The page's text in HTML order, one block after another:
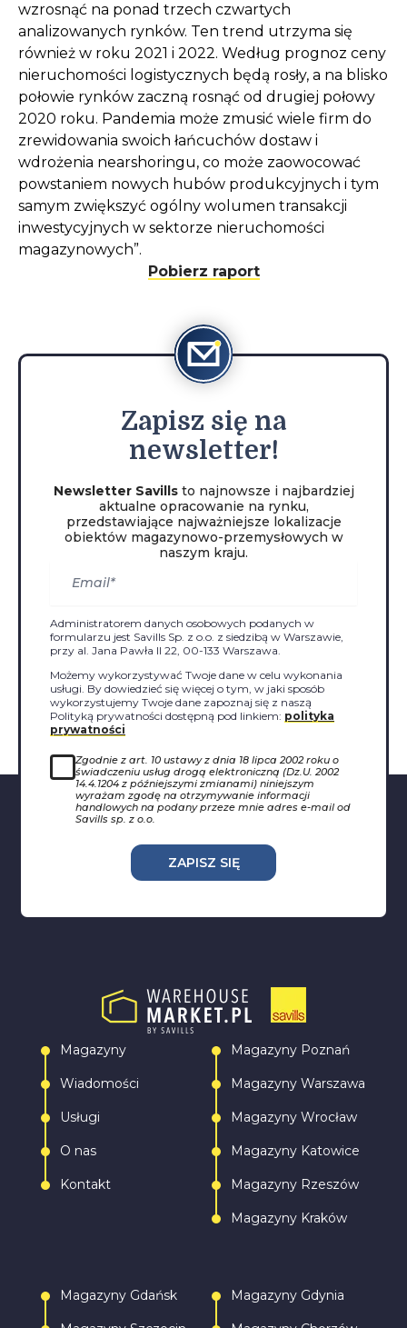
wzrosnąć na ponad trzech czwartych
analizowanych rynków. Ten trend utrzyma się
również w roku 2021 i 2022. Według prognoz ceny
nieruchomości logistycznych będą rosły, a na blisko
połowie rynków zaczną rosnąć od drugiej połowy
2020 roku. Pandemia może zmusić wiele firm do
zrewidowania swoich łańcuchów dostaw i
wdrożenia nearshoringu, co może zaowocować
powstaniem nowych hubów produkcyjnych i tym
samym zwiększyć ogólny wolumen transakcji
inwestycyjnych w sektorze nieruchomości
magazynowych”.
Pobierz raport
Zapisz się na
newsletter!
Newsletter Savillsto najnowsze i najbardziej
aktualne opracowanie na rynku,
przedstawiające najważniejsze lokalizacje
obiektów magazynowo-przemysłowych w
naszym kraju.
Administratorem danych osobowych podanych w
formularzu jest Savills Sp. z o.o. z siedzibą w Warszawie,
przy al. Jana Pawła II 22, 00-133 Warszawa.
Możemy wykorzystywać Twoje dane w celu wykonania
usługi. By dowiedzieć się więcej o tym, w jaki sposób
wykorzystujemy Twoje dane zapoznaj się z naszą
Polityką prywatności dostępną pod linkiem: polityka
prywatności
Zgodnie z art. 10 ustawy z dnia 18 lipca 2002 roku o
świadczeniu usług drogą elektroniczną (Dz.U. 2002
14.4.1204 z późniejszymi zmianami) niniejszym
wyrażam zgodę na otrzymywanie informacji
handlowych na podany przeze mnie adres e-mail od
Savills sp. z o.o.
ZAPISZ SIĘ
Magazyny
Wiadomości
Usługi
O nas
Kontakt
Magazyny Poznań
Magazyny Warszawa
Magazyny Wrocław
Magazyny Katowice
Magazyny Rzeszów
Magazyny Kraków
Magazyny Gdańsk Magazyny Gdynia